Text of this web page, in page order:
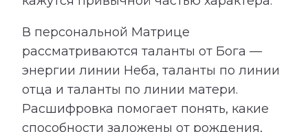
В персональной Матрице
рассматриваются таланты от Бога —
энергии линии Неба, таланты по линии
отца и таланты по линии матери.
Расшифровка помогает понять, какие
способности заложены от рождения,